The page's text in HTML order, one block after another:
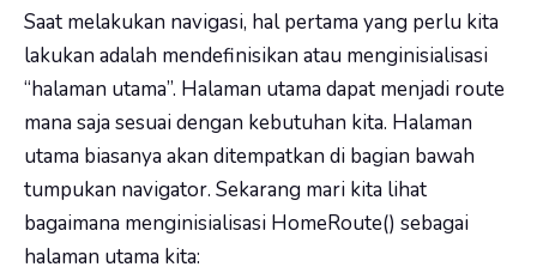
Saat melakukan navigasi, hal pertama yang perlu kita
lakukan adalah mendefinisikan atau menginisialisasi
“halaman utama”. Halaman utama dapat menjadi route
mana saja sesuai dengan kebutuhan kita. Halaman
utama biasanya akan ditempatkan di bagian bawah
tumpukan navigator. Sekarang mari kita lihat
bagaimana menginisialisasi HomeRoute() sebagai
halaman utama kita: